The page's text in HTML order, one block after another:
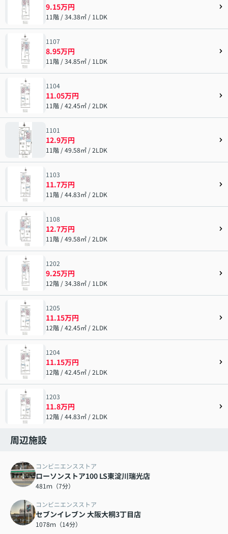
9.15万円
11階 / 34.38㎡ / 1LDK
1107
8.95万円
11階 / 34.85㎡ / 1LDK
1104
11.05万円
11階 / 42.45㎡ / 2LDK
1101
12.9万円
11階 / 49.58㎡ / 2LDK
1103
11.7万円
11階 / 44.83㎡ / 2LDK
1108
12.7万円
11階 / 49.58㎡ / 2LDK
1202
9.25万円
12階 / 34.38㎡ / 1LDK
1205
11.15万円
12階 / 42.45㎡ / 2LDK
1204
11.15万円
12階 / 42.45㎡ / 2LDK
1203
11.8万円
12階 / 44.83㎡ / 2LDK
周辺施設
コンビニエンスストア
ローソンストア100 LS東淀川瑞光店
481ｍ（7分）
コンビニエンスストア
セブンイレブン 大阪大桐3丁目店
1078ｍ（14分）